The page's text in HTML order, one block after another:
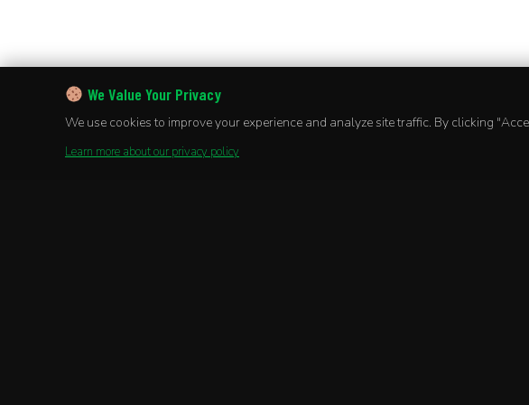
We Value Your Privacy
We use cookies to improve your experience and analyze site traffic. By clicking
Learn more about our privacy policy